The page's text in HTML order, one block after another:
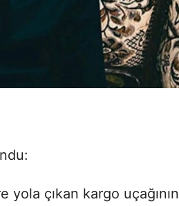
yola çıkan kargo uçağının